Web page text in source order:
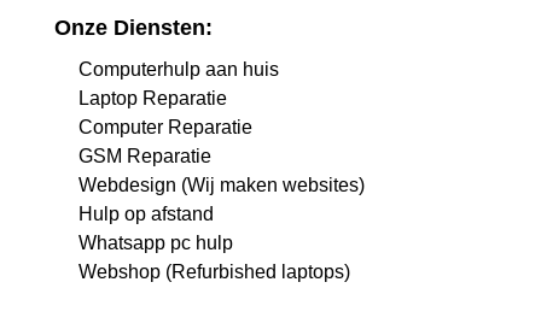
Onze Diensten:
Computerhulp aan huis
Laptop Reparatie
Computer Reparatie
GSM Reparatie
Webdesign (Wij maken websites)
Hulp op afstand
Whatsapp pc hulp
Webshop (Refurbished laptops)